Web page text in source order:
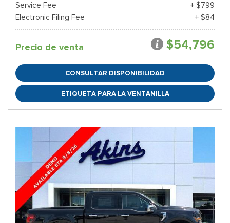
Service Fee
+ $799
Electronic Filing Fee
+ $84
Precio de venta $54,796
CONSULTAR DISPONIBILIDAD
ETIQUETA PARA LA VENTANILLA